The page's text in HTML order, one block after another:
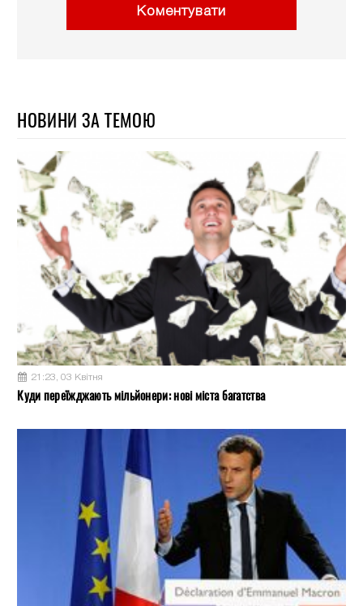
Коментувати
НОВИНИ ЗА ТЕМОЮ
21:23, 03 Квітня
Куди переїжджають мільйонери: нові міста багатства